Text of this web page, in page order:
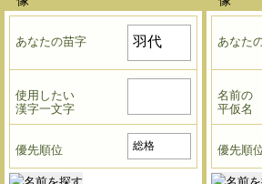
あなたの苗字
使用したい
漢字一文字
優先順位
あなた
名前の
平仮名
優先順